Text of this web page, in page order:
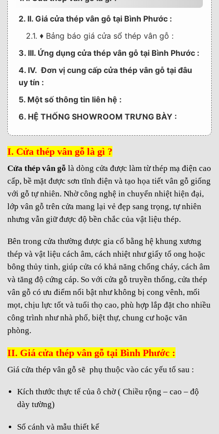
2. II. Giá cửa thép vân gỗ tại Bình Phước :
2.1. ♦ Bảng báo giá cửa sổ thép vân gỗ :
3. III. Ứng dụng cửa thép vân gỗ tại Bình Phước :
4. IV. Đơn vị cung cấp cửa thép vân gỗ tại đâu
uy tín :
5. Một số thông tin liên hệ :
6. HỆ THỐNG SHOWROOM TRƯNG BÀY :
I. Cửa thép vân gỗ là gì ?
Cửa thép vân gỗ là dòng cửa được làm từ thép mạ điện cao
cấp, bề mặt được sơn tĩnh điện và tạo họa tiết vân gỗ giống
với gỗ tự nhiên. Nhờ công nghệ in chuyển nhiệt hiện đại,
lớp vân gỗ trên cửa mang lại vẻ đẹp sang trọng, tự nhiên
nhưng vẫn giữ được độ bền chắc của vật liệu thép.
Bên trong cửa thường được gia cố bằng hệ khung xương
thép và vật liệu cách âm, cách nhiệt như giấy tổ ong hoặc
bông thủy tinh, giúp cửa có khả năng chống cháy, cách âm
và tăng độ cứng cáp. So với cửa gỗ truyền thống, cửa thép
vân gỗ có ưu điểm nổi bật như không bị cong vênh, mối
mọt, chịu lực tốt và tuổi thọ cao, phù hợp lắp đặt cho nhiều
công trình như nhà phố, biệt thự, chung cư hoặc văn
phòng.
II. Giá cửa thép vân gỗ tại Bình Phước :
Giá cửa thép vân gỗ sẽ phụ thuộc vào các yếu tố sau :
Kích thước thực tế của ô chờ ( Chiều rộng – cao – độ
dày tường)
Số cánh và mẫu thiết kế